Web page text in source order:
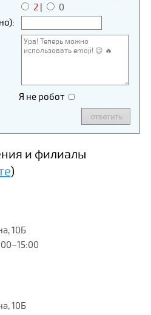
2|
0
Я не робот
и филиалы
)
10Б
10Б